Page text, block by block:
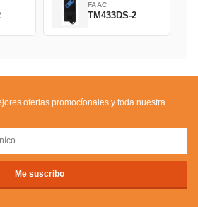
FAAC
TM433DS-2
ofertas promocíonales y toda nuestra